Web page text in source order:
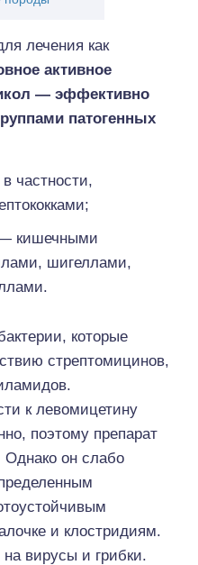
лечения как
активное
— эффективно
патогенных
частности,
кишечными
шигеллами,
которые
стрептомицинов,
к левомицетину
поэтому препарат
Однако он слабо
и клостридиям.
вирусы и грибки.